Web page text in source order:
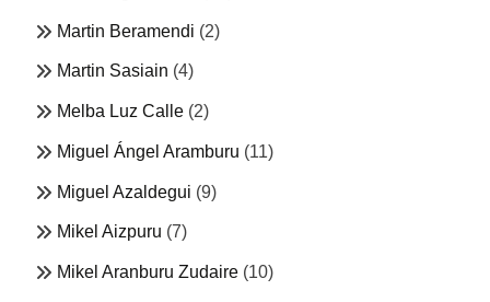
Martin Beramendi (2)
Martin Sasiain (4)
Melba Luz Calle (2)
Miguel Ángel Aramburu (11)
Miguel Azaldegui (9)
Mikel Aizpuru (7)
Mikel Aranburu Zudaire (10)